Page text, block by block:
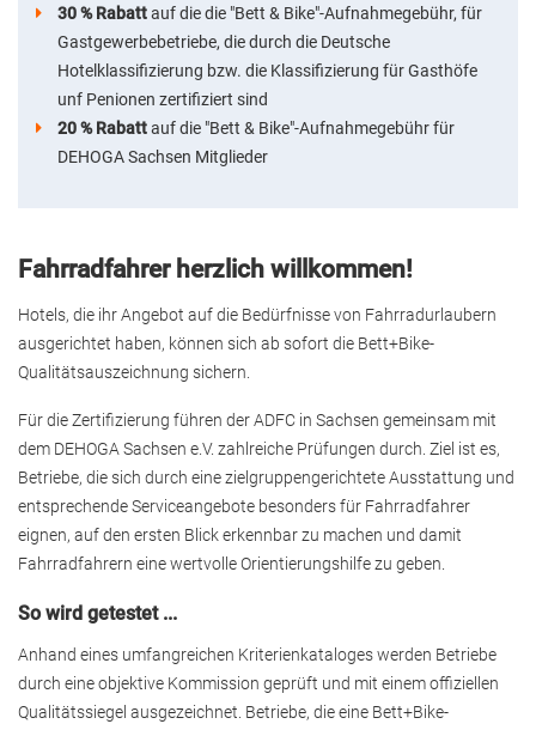
30 % Rabattauf die die "Bett & Bike"-Aufnahmegebühr, für
Gastgewerbebetriebe, die durch die Deutsche
Hotelklassifizierung bzw. die Klassifizierung für Gasthöfe
unf Penionen zertifiziert sind
20 % Rabattauf die "Bett & Bike"-Aufnahmegebühr für
DEHOGA Sachsen Mitglieder
Fahrradfahrer herzlich willkommen!
Hotels, die ihr Angebot auf die Bedürfnisse von Fahrradurlaubern
ausgerichtet haben, können sich ab sofort die Bett+Bike-
Qualitätsauszeichnung sichern.
Für die Zertifizierung führen der ADFC in Sachsen gemeinsam mit
dem DEHOGA Sachsen e.V. zahlreiche Prüfungen durch. Ziel ist es,
Betriebe, die sich durch eine zielgruppengerichtete Ausstattung und
entsprechende Serviceangebote besonders für Fahrradfahrer
eignen, auf den ersten Blick erkennbar zu machen und damit
Fahrradfahrern eine wertvolle Orientierungshilfe zu geben.
So wird getestet ...
Anhand eines umfangreichen Kriterienkataloges werden Betriebe
durch eine objektive Kommission geprüft und mit einem offiziellen
Qualitätssiegel ausgezeichnet. Betriebe, die eine Bett+Bike-